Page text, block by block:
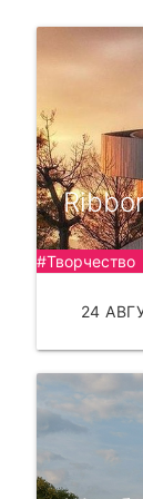
#Творчество
24